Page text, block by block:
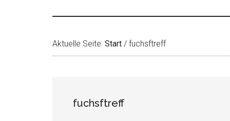
Aktuelle Seite: Start / fuchsftreff
fuchsftreff